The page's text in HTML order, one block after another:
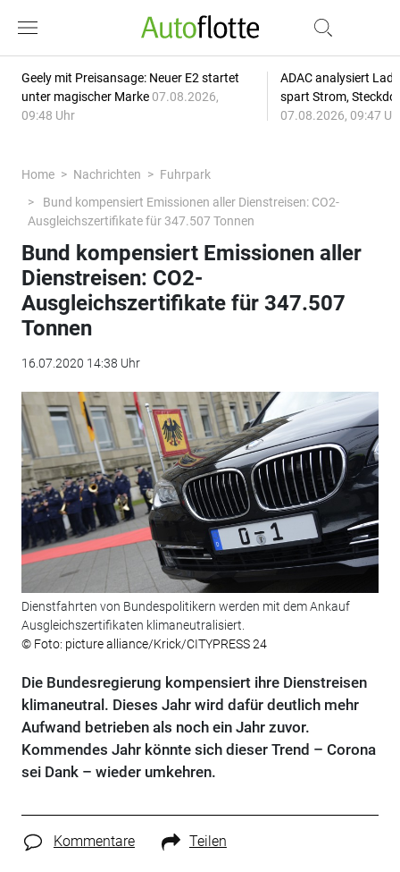
Geely mit Preisansage: Neuer E2 startet
unter magischer Marke 07.08.2026,
09:48 Uhr
ADAC analysiert
spart Strom,
07.08.2026, 09:47
Home Nachrichten
Fuhrpark
Bund kompensiert Emissionen aller Dienstreisen: CO2-
Ausgleichszertifikate für 347.507 Tonnen
Bund kompensiert Emissionen aller
Dienstreisen: CO2-
Ausgleichszertifikate für 347.507
Tonnen
16.07.2020 14:38 Uhr
Dienstfahrten von Bundespolitikern werden mit dem Ankauf
Ausgleichszertifikaten klimaneutralisiert.
© Foto: picture alliance/Krick/CITYPRESS 24
Die Bundesregierung kompensiert ihre Dienstreisen
klimaneutral. Dieses Jahr wird dafür deutlich mehr
Aufwand betrieben als noch ein Jahr zuvor.
Kommendes Jahr könnte sich dieser Trend – Corona
sei Dank – wieder umkehren.
Kommentare Teilen